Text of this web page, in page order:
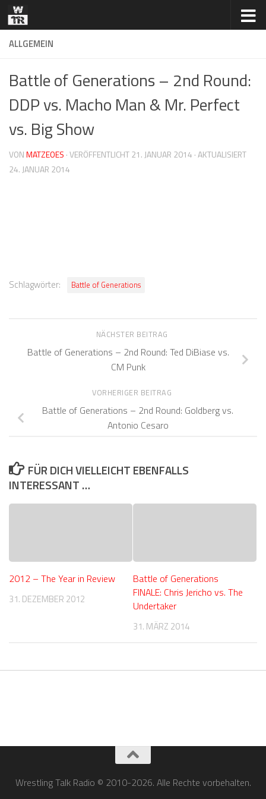
Zum Inhalt springen
ALLGEMEIN
Battle of Generations – 2nd Round:
DDP vs. Macho Man & Mr. Perfect
vs. Big Show
VONMATZEOES · VERÖFFENTLICHT21. JANUAR 2014 · AKTUALISIERT
24. JANUAR 2014
Schlagwörter: Battle of Generations
NÄCHSTER BEITRAG
Battle of Generations – 2nd Round: Ted DiBiase vs.
CM Punk
VORHERIGER BEITRAG
Battle of Generations – 2nd Round: Goldberg vs.
Antonio Cesaro
FÜR DICH VIELLEICHT EBENFALLS
INTERESSANT …
2012 – The Year in Review
31. DEZEMBER 2012
Battle of Generations
FINALE: Chris Jericho vs. The
Undertaker
31. MÄRZ 2014
Wrestling Talk Radio © 2010-2026. Alle Rechte vorbehalten.